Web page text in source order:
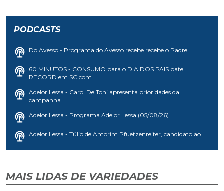
PODCASTS
Do Avesso - Programa do Avesso recebe recebe o Padre...
60 MINUTOS - CONSUMO para o DIA DOS PAIS bate
RECORD em SC com...
Adelor Lessa - Carol De Toni apresenta prioridades da
campanha...
Adelor Lessa - Programa Adelor Lessa (05/08/26)
Adelor Lessa - Túlio de Amorim Pfuetzenreiter, candidato ao...
MAIS LIDAS DE VARIEDADES